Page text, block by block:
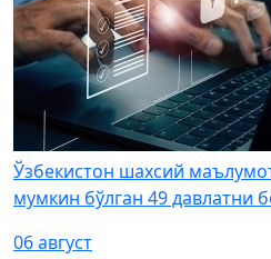
Ўзбекистон шахсий
мумкин бўлган 49 давлатни
06 август